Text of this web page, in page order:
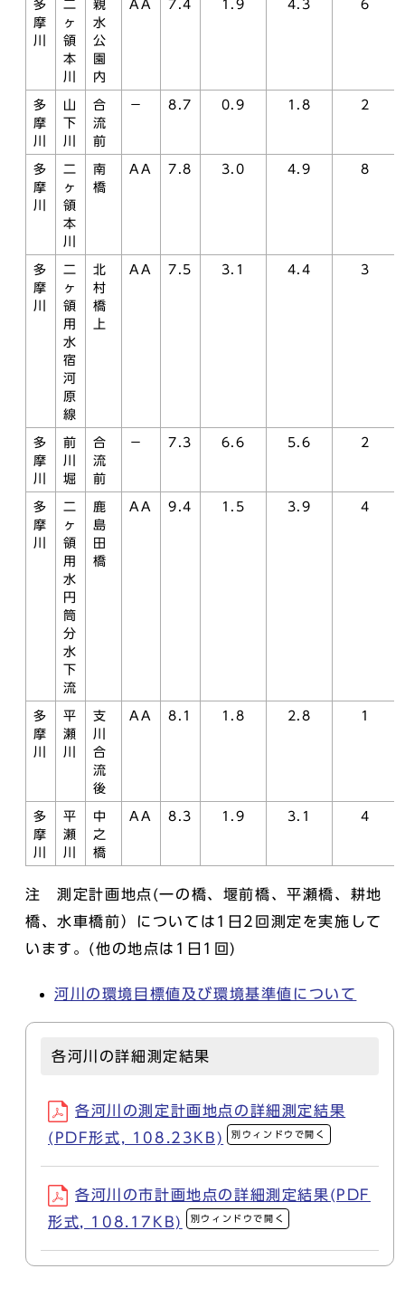
多
摩
川
二
ヶ
領
本
川
親
水
公
園
内
AA 7.4 1.9 4.3 6
多
摩
川
山
下
川
合
流
前
－ 8.7 0.9 1.8 2
多
摩
川
二
ヶ
領
本
川
南
橋
AA 7.8 3.0 4.9 8
多
摩
川
二
ヶ
領
用
水
宿
河
原
線
北
村
橋
上
AA 7.5 3.1 4.4 3
多
摩
川
前
川
堀
合
流
前
－ 7.3 6.6 5.6 2
多
摩
川
二
ヶ
領
用
水
円
筒
分
水
下
流
鹿
島
田
橋
AA 9.4 1.5 3.9 4
多
摩
川
平
瀬
川
支
川
合
流
後
AA 8.1 1.8 2.8 1
多
摩
川
平
瀬
川
中
之
橋
AA 8.3 1.9 3.1 4
注 測定計画地点(一の橋、堰前橋、平瀬橋、耕地
橋、水車橋前）については1日2回測定を実施して
います。(他の地点は1日1回)
河川の環境目標値及び環境基準値について
各河川の詳細測定結果
各河川の測定計画地点の詳細測定結果
(PDF形式, 108.23KB)
別ウィンドウで開く
各河川の市計画地点の詳細測定結果(PDF
形式, 108.17KB)
別ウィンドウで開く